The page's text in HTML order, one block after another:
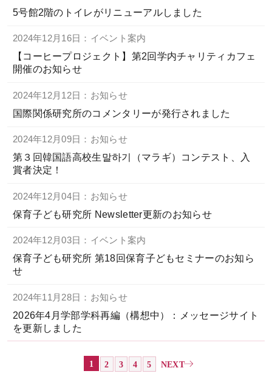
5号館2階のトイレがリニューアルしました
2024年12月16日：イベント案内
【コーヒープロジェクト】第2回学内チャリティカフェ
開催のお知らせ
2024年12月12日：お知らせ
国際関係研究所のコメンタリーが発行されました
2024年12月09日：お知らせ
第３回韓国語高校生말하기（マラギ）コンテスト、入
賞者決定！
2024年12月04日：お知らせ
保育子ども研究所 Newsletter更新のお知らせ
2024年12月03日：イベント案内
保育子ども研究所 第18回保育子どもセミナーのお知ら
せ
2024年11月28日：お知らせ
2026年4月学部学科再編（構想中）：メッセージサイト
を更新しました
1 2 3 4 5 NEXT